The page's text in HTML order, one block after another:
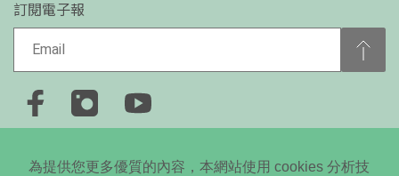
為提供您更多優質的內容，本網站使用 cookies 分析技
訂閱電子報